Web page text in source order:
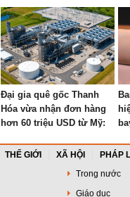
Đại gia quê gốc Thanh
Hóa vừa nhận đơn hàng
hơn 60 triệu USD từ Mỹ:
công trình thế giới, từ
thép lớn nhất hành tinh
THẾ GIỚI XÃ HỘI PHÁP
Trong nước
Giáo dục